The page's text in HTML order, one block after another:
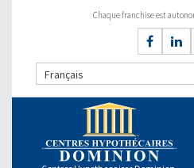
Chaque franchise est
Français